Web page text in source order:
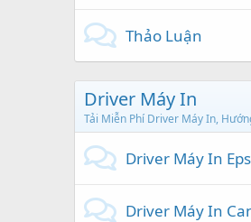
Thảo Luận
Driver Máy In
Tải Miễn Phí Driver Máy In,
Driver Máy In
Driver Máy In